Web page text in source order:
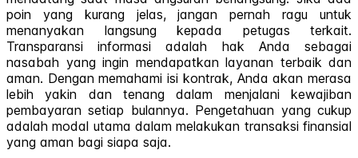
poin yang kurang jelas, jangan pernah ragu untuk
menanyakan langsung kepada petugas terkait.
Transparansi informasi adalah hak Anda sebagai
nasabah yang ingin mendapatkan layanan terbaik dan
aman. Dengan memahami isi kontrak, Anda akan merasa
lebih yakin dan tenang dalam menjalani kewajiban
pembayaran setiap bulannya. Pengetahuan yang cukup
adalah modal utama dalam melakukan transaksi finansial
yang aman bagi siapa saja.